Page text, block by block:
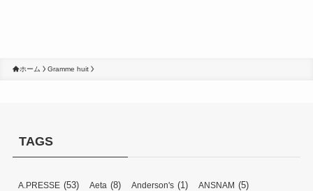
ホーム Gramme huit
TAGS
A.PRESSE (53) Aeta (8) Anderson's (1) ANSNAM (5)